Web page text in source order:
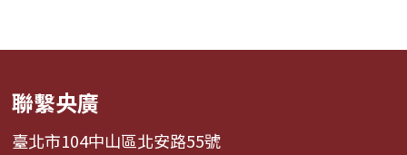
聯繫央廣
臺北市104中山區北安路55號